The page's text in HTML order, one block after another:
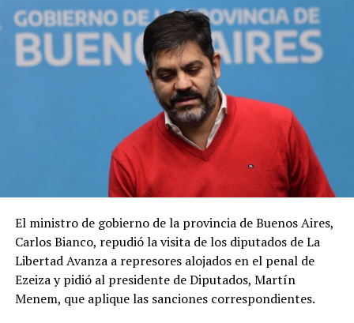
El ministro de gobierno de la provincia de Buenos Aires,
Carlos Bianco, repudió la visita de los diputados de La
Libertad Avanza a represores alojados en el penal de
Ezeiza y pidió al presidente de Diputados, Martín
Menem, que aplique las sanciones correspondientes.